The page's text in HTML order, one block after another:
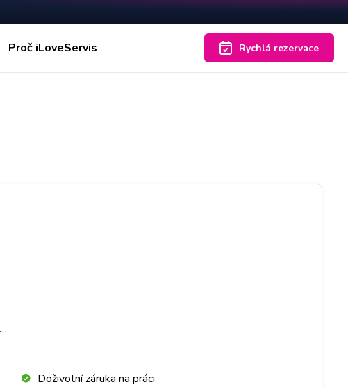
Proč iLoveServis Rychlá rezervace
Doživotní záruka na práci